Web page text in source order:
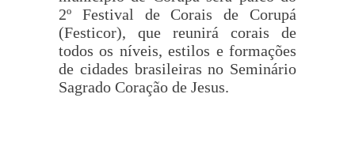
2º Festival de Corais de Corupá
(Festicor), que reunirá corais de
todos os níveis, estilos e formações
de cidades brasileiras no Seminário
Sagrado Coração de Jesus.